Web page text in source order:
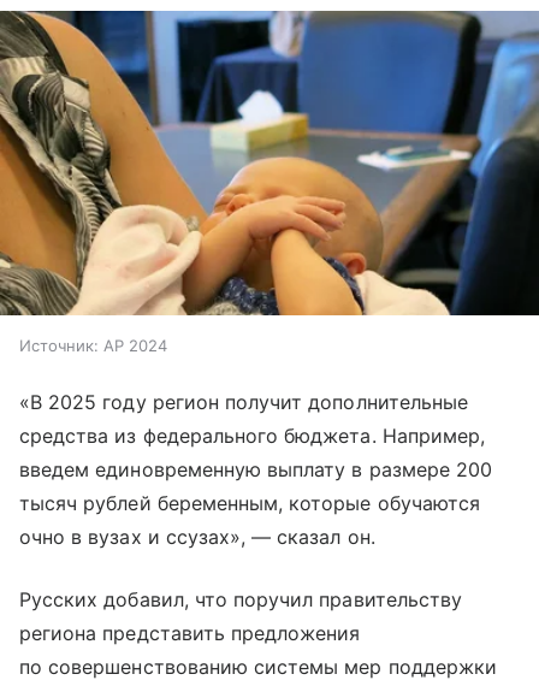
Источник: AP 2024
«В 2025 году регион получит дополнительные
средства из федерального бюджета. Например,
введем единовременную выплату в размере 200
тысяч рублей беременным, которые обучаются
очно в вузах и ссузах», — сказал он.
Русских добавил, что поручил правительству
региона представить предложения
по совершенствованию системы мер поддержки